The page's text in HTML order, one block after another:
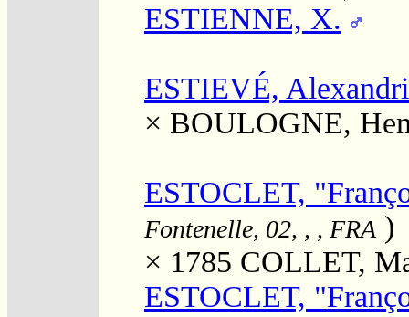
ESTIENNE, X.
ESTIEVÉ,
× BOULOGNE,
ESTOCLET,
Fontenelle, 02, , , FRA )
× 1785 COLLET,
ESTOCLET,